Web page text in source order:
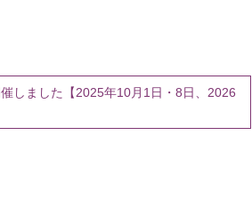
しました【2025年10月1日・8日、2026